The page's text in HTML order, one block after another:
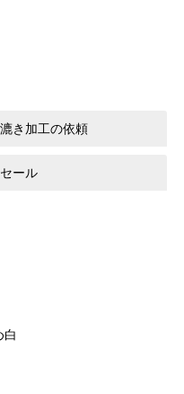
漉き加工の依頼
セール
白